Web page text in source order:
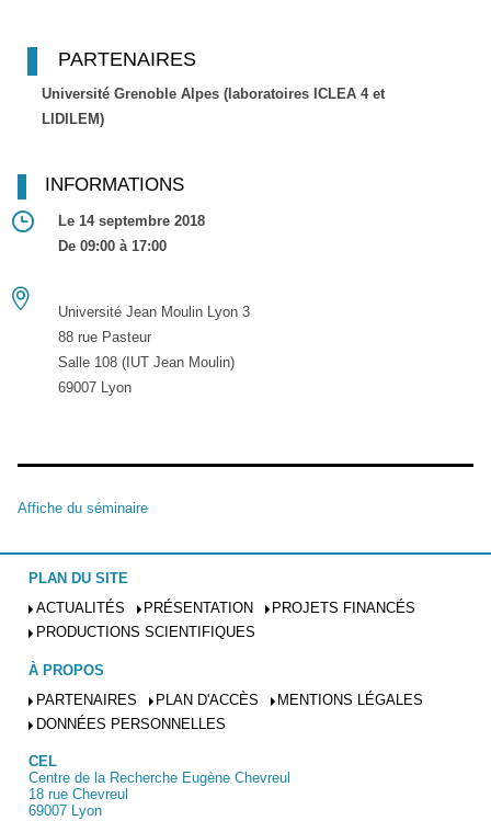
PARTENAIRES
Université Grenoble Alpes (laboratoires ICLEA 4 et
LIDILEM)
INFORMATIONS
Le 14 septembre 2018
De 09:00 à 17:00
Université Jean Moulin Lyon 3
88 rue Pasteur
Salle 108 (IUT Jean Moulin)
69007 Lyon
Affiche du séminaire
PLAN DU SITE
ACTUALITÉS
PRÉSENTATION
PROJETS FINANCÉS
PRODUCTIONS SCIENTIFIQUES
À PROPOS
PARTENAIRES
PLAN D'ACCÈS
MENTIONS LÉGALES
DONNÉES PERSONNELLES
CEL
Centre de la Recherche Eugène Chevreul
18 rue Chevreul
69007 Lyon